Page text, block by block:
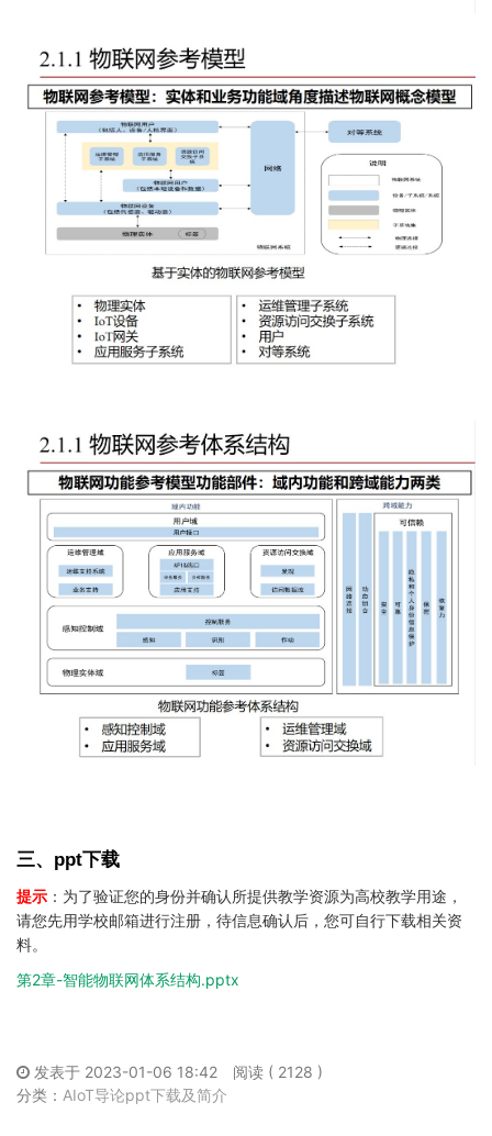
三、ppt下载
提示 ：为了验证您的身份并确认所提供教学资源为高校教学用途，
请您先用学校邮箱进行注册，待信息确认后，您可自行下载相关资
料。
第2章-智能物联网体系结构.pptx
发表于 2023-01-06 18:42
阅读 ( 2128 )
分类： AIoT导论ppt下载及简介